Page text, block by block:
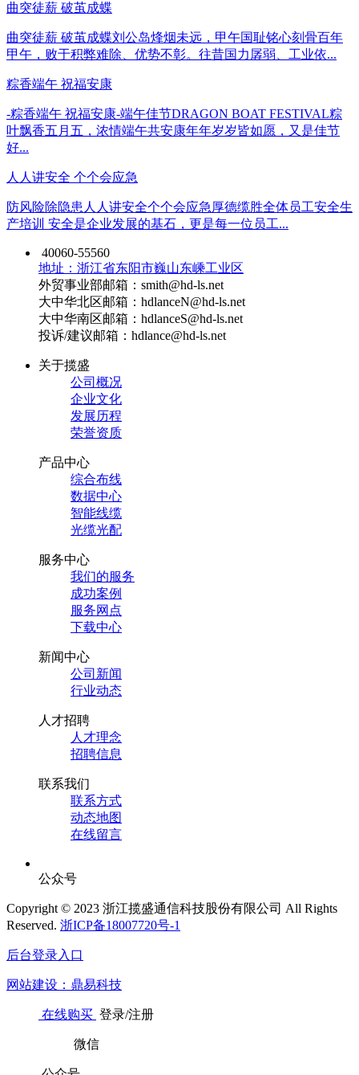
曲突徒薪 破茧成蝶
曲突徒薪 破茧成蝶刘公岛烽烟未远，甲午国耻铭心刻骨百年
甲午，败于积弊难除、优势不彰。往昔国力孱弱、工业依...
粽香端午 祝福安康
-粽香端午 祝福安康-端午佳节DRAGON BOAT FESTIVAL粽
叶飘香五月五，浓情端午共安康年年岁岁皆如愿，又是佳节
好...
人人讲安全 个个会应急
防风险除隐患人人讲安全个个会应急厚德缆胜全体员工安全生
产培训 安全是企业发展的基石，更是每一位员工...
40060-55560
地址：浙江省东阳市巍山东嵊工业区
外贸事业部邮箱：smith@hd-ls.net
大中华北区邮箱：hdlanceN@hd-ls.net
大中华南区邮箱：hdlanceS@hd-ls.net
投诉/建议邮箱：hdlance@hd-ls.net
关于揽盛
公司概况
企业文化
发展历程
荣誉资质
产品中心
综合布线
数据中心
智能线缆
光缆光配
服务中心
我们的服务
成功案例
服务网点
下载中心
新闻中心
公司新闻
行业动态
人才招聘
人才理念
招聘信息
联系我们
联系方式
动态地图
在线留言
公众号
Copyright © 2023 浙江揽盛通信科技股份有限公司 All Rights
Reserved. 浙ICP备18007720号-1
后台登录入口
网站建设：鼎易科技
在线购买 登录/注册
微信